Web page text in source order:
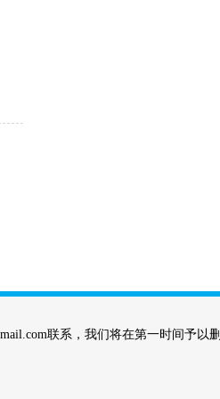
联系，我们将在第一时间予以删